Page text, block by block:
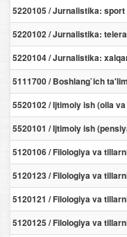
5220105 / Jurnalistika:
5220102 / Jurnalistika:
5220104 / Jurnalistika:
5111700 / Boshlang`ich
5520102 / Ijtimoiy ish (oila
5520101 / Ijtimoiy ish
5120106 / Filologiya va
5120123 / Filologiya va
5120121 / Filologiya va
5120125 / Filologiya va